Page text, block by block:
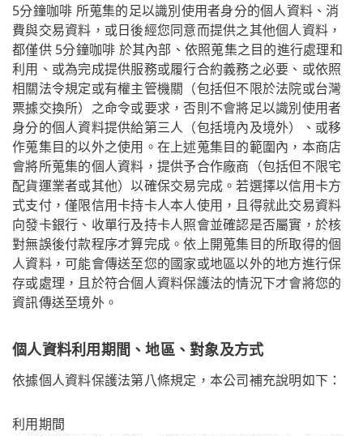
5分鐘咖啡 所蒐集的足以識別使用者身分的個人資料、消
費與交易資料，或日後經您同意而提供之其他個人資料，
都僅供 5分鐘咖啡 於其內部、依照蒐集之目的進行處理和
利用、或為完成提供服務或履行合約義務之必要、或依照
相關法令規定或有權主管機關（包括但不限於法院或台灣
票據交換所）之命令或要求，否則不會將足以識別使用者
身分的個人資料提供給第三人（包括境內及境外）、或移
作蒐集目的以外之使用。在上述蒐集目的範圍內，本商店
會將所蒐集的個人資料，提供予合作廠商（包括但不限宅
配貨運業者或其他）以確保交易完成。若選擇以信用卡方
式支付，僅限信用卡持卡人本人使用，且得就此交易資料
向發卡銀行、收單行及持卡人照會並確認是否屬實，於核
對無誤後付款程序才算完成。依上開蒐集目的所取得的個
人資料，可能會傳送至您的國家或地區以外的地方進行保
存或處理，且於符合個人資料保護法的情況下才會將您的
資訊傳送至境外。
個人資料利用期間、地區、對象及方式
依據個人資料保護法第八條規定，本公司補充說明如下：
利用期間